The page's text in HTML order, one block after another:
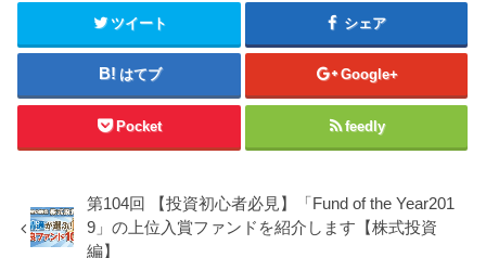
ツイート シェア
はてブ Google+
Pocket feedly
第104回 【投資初心者必見】「Fund of the Year201
9」の上位入賞ファンドを紹介します【株式投資
編】